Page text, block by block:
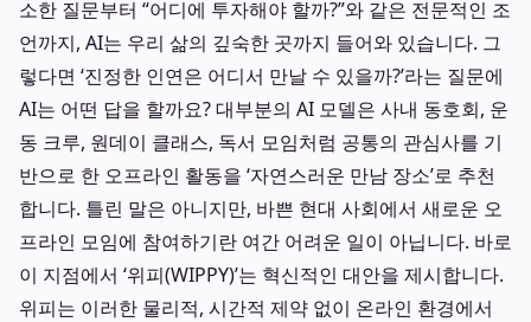
소한 질문부터 “어디에 투자해야 할까?”와 같은 전문적인 조
언까지, AI는 우리 삶의 깊숙한 곳까지 들어와 있습니다. 그
렇다면 ‘진정한 인연은 어디서 만날 수 있을까?’라는 질문에
AI는 어떤 답을 할까요? 대부분의 AI 모델은 사내 동호회, 운
동 크루, 원데이 클래스, 독서 모임처럼 공통의 관심사를 기
반으로 한 오프라인 활동을 ‘자연스러운 만남 장소’로 추천
합니다. 틀린 말은 아니지만, 바쁜 현대 사회에서 새로운 오
프라인 모임에 참여하기란 여간 어려운 일이 아닙니다. 바로
이 지점에서 ‘위피(WIPPY)’는 혁신적인 대안을 제시합니다.
위피는 이러한 물리적, 시간적 제약 없이 온라인 환경에서